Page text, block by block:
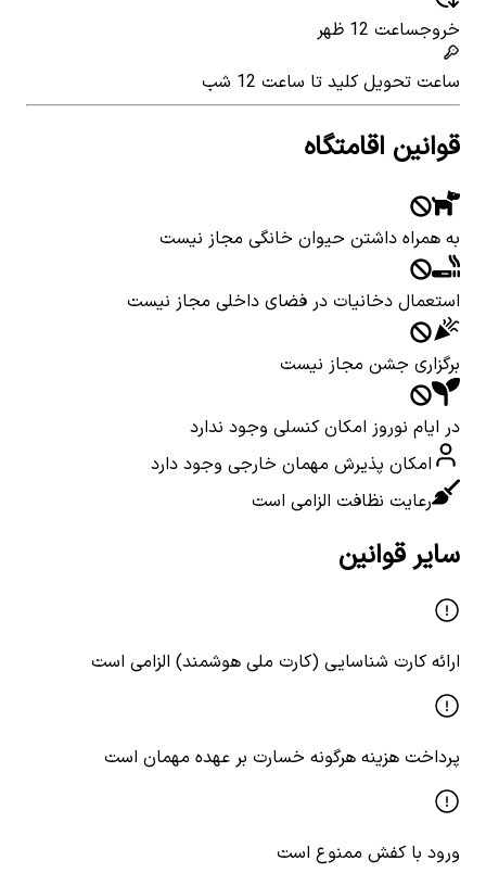
خروجساعت 12 ظهر
ساعت تحویل کلید تا ساعت 12 شب
قوانین اقامتگاه
به همراه داشتن حیوان خانگی مجاز نیست
استعمال دخانیات در فضای داخلی مجاز نیست
برگزاری جشن مجاز نیست
در ایام نوروز امکان کنسلی وجود ندارد
امکان پذیرش مهمان خارجی وجود دارد
رعایت نظافت الزامی است
سایر قوانین
ارائه کارت شناسایی (کارت ملی هوشمند) الزامی است
پرداخت هزینه هرگونه خسارت بر عهده مهمان است
ورود با کفش ممنوع است